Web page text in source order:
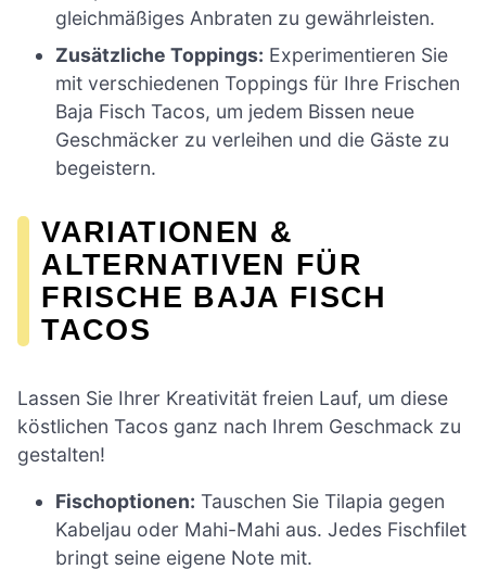
gleichmäßiges Anbraten zu gewährleisten.
Zusätzliche Toppings: Experimentieren Sie
mit verschiedenen Toppings für Ihre Frischen
Baja Fisch Tacos, um jedem Bissen neue
Geschmäcker zu verleihen und die Gäste zu
begeistern.
VARIATIONEN &
ALTERNATIVEN FÜR
FRISCHE BAJA FISCH
TACOS
Lassen Sie Ihrer Kreativität freien Lauf, um diese
köstlichen Tacos ganz nach Ihrem Geschmack zu
gestalten!
Fischoptionen: Tauschen Sie Tilapia gegen
Kabeljau oder Mahi-Mahi aus. Jedes Fischfilet
bringt seine eigene Note mit.